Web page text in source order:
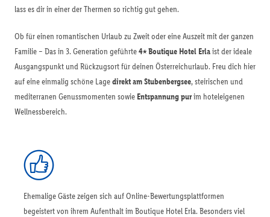
lass es dir in einer der Thermen so richtig gut gehen.
Ob für einen romantischen Urlaub zu Zweit oder eine Auszeit mit der ganzen
Familie – Das in 3. Generation geführte4⭑ Boutique Hotel Erlaist der ideale
Ausgangspunkt und Rückzugsort für deinen Österreichurlaub. Freu dich hier
auf eine einmalig schöne Lagedirekt am Stubenbergsee, steirischen und
mediterranen Genussmomenten sowie Entspannung purim hoteleigenen
Wellnessbereich.
Ehemalige Gäste zeigen sich auf Online-Bewertungsplattformen
begeistert von ihrem Aufenthalt im Boutique Hotel Erla. Besonders viel